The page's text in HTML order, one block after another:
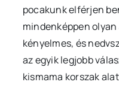
pocakunk elférjen
mindenképpen
kényelmes, és
az egyik legjobb
kismama korszak